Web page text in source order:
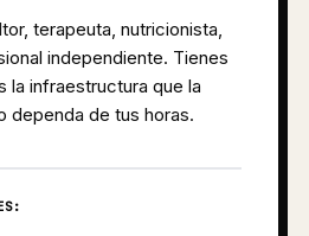
terapeuta, nutricionista,
independiente. Tienes
la infraestructura que la
dependa de tus horas.